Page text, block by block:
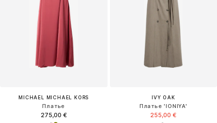
MICHAEL MICHAEL KORS
Платье
275,00 €
IVY OAK
Платье 'IONIYA'
255,00 €